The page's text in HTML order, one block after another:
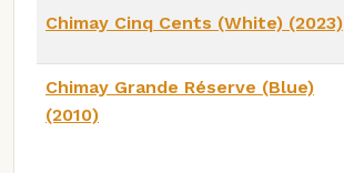
Chimay Cinq Cents (White) (2023)
Chimay Grande Réserve (Blue)
(2010)